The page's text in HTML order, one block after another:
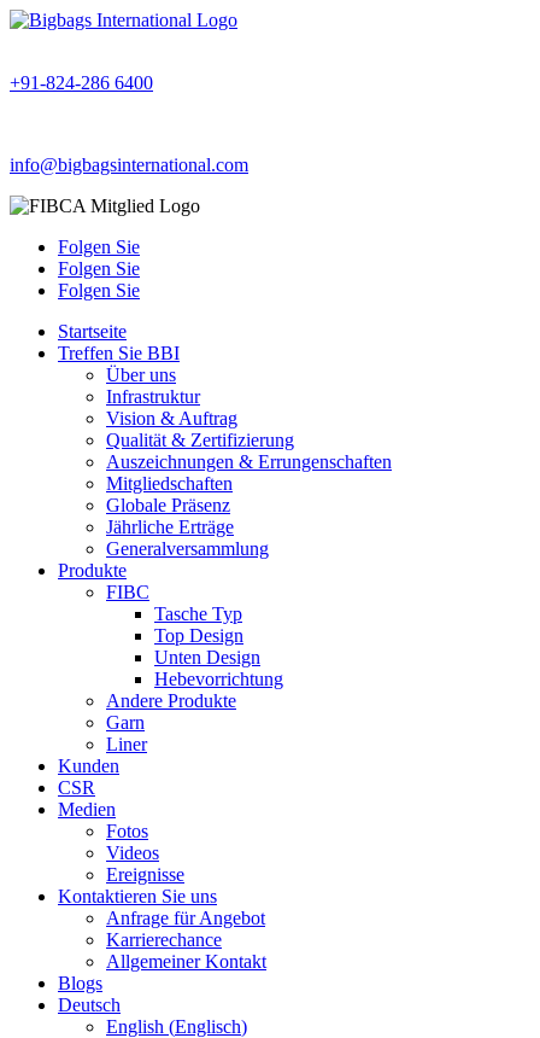
+91-824-286 6400
info@bigbagsinternational.com
Folgen Sie
Folgen Sie
Folgen Sie
Startseite
Treffen Sie BBI
Über uns
Infrastruktur
Vision & Auftrag
Qualität & Zertifizierung
Auszeichnungen & Errungenschaften
Mitgliedschaften
Globale Präsenz
Jährliche Erträge
Generalversammlung
Produkte
FIBC
Tasche Typ
Top Design
Unten Design
Hebevorrichtung
Andere Produkte
Garn
Liner
Kunden
CSR
Medien
Fotos
Videos
Ereignisse
Kontaktieren Sie uns
Anfrage für Angebot
Karrierechance
Allgemeiner Kontakt
Blogs
Deutsch
English (Englisch)